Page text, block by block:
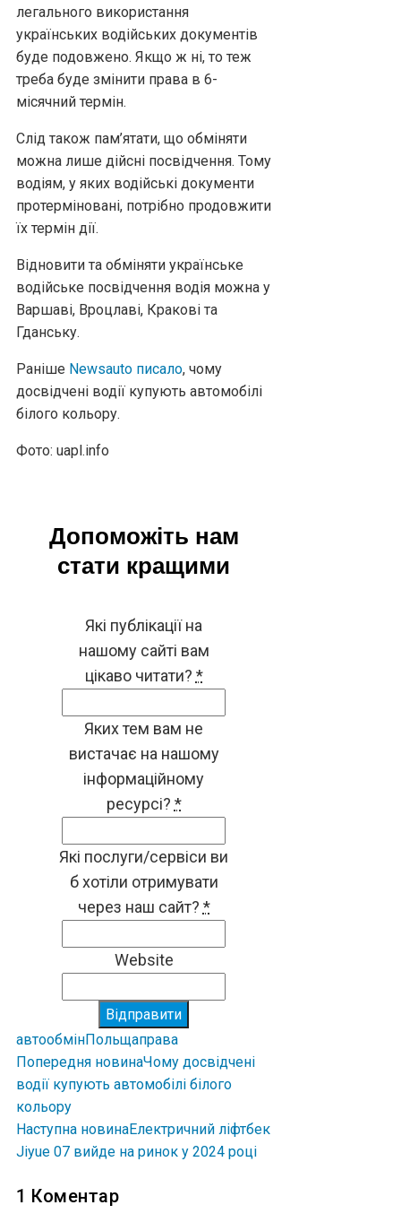
легального використання
українських водійських документів
буде подовжено. Якщо ж ні, то теж
треба буде змінити права в 6-
місячний термін.
Слід також пам’ятати, що обміняти
можна лише дійсні посвідчення. Тому
водіям, у яких водійські документи
протерміновані, потрібно продовжити
їх термін дії.
Відновити та обміняти українське
водійське посвідчення водія можна у
Варшаві, Вроцлаві, Кракові та
Гданську.
Раніше Newsauto писало, чому
досвідчені водії купують автомобілі
білого кольору.
Фото: uapl.info
Допоможіть нам
стати кращими
Які публікації на
нашому сайті вам
цікаво читати? *
Яких тем вам не
вистачає на нашому
інформаційному
ресурсі? *
Які послуги/сервіси ви
б хотіли отримувати
через наш сайт? *
Website
Відправити
автообмінПольщаправа
Попередня новинаЧому досвідчені
водії купують автомобілі білого
кольору
Наступна новинаЕлектричний ліфтбек
Jiyue 07 вийде на ринок у 2024 році
1 Коментар